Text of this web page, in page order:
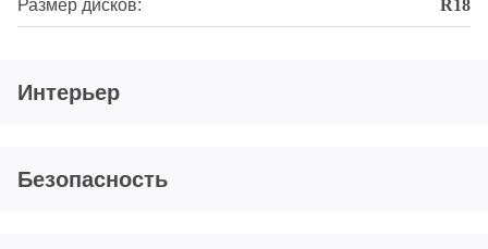
Размер дисков: R18
Интерьер
Безопасность